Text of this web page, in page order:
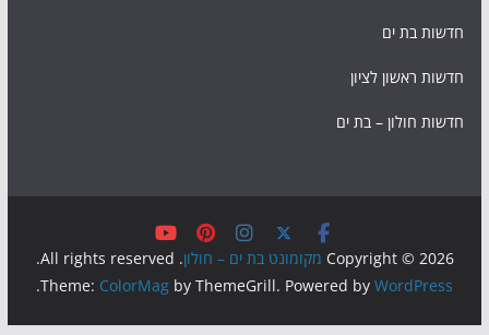
חדשות בת ים
חדשות ראשון לציון
חדשות חולון – בת ים
Copyright © 2026 מקומונט בת ים – חולון. All rights reserved.
Theme: ColorMag by ThemeGrill. Powered byWordPress
.